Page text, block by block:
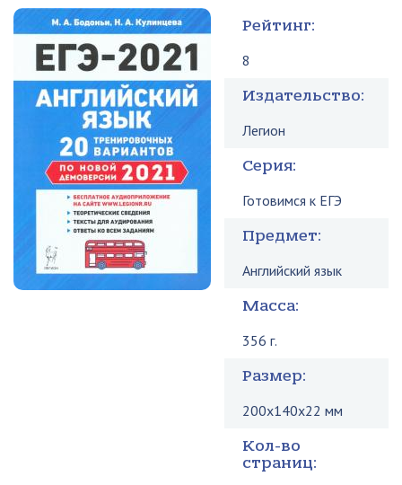
Рейтинг:
8
Издательство:
Легион
Серия:
Готовимся к ЕГЭ
Предмет:
Английский язык
Масса:
356 г.
Размер:
200x140x22 мм
Кол-во
страниц: